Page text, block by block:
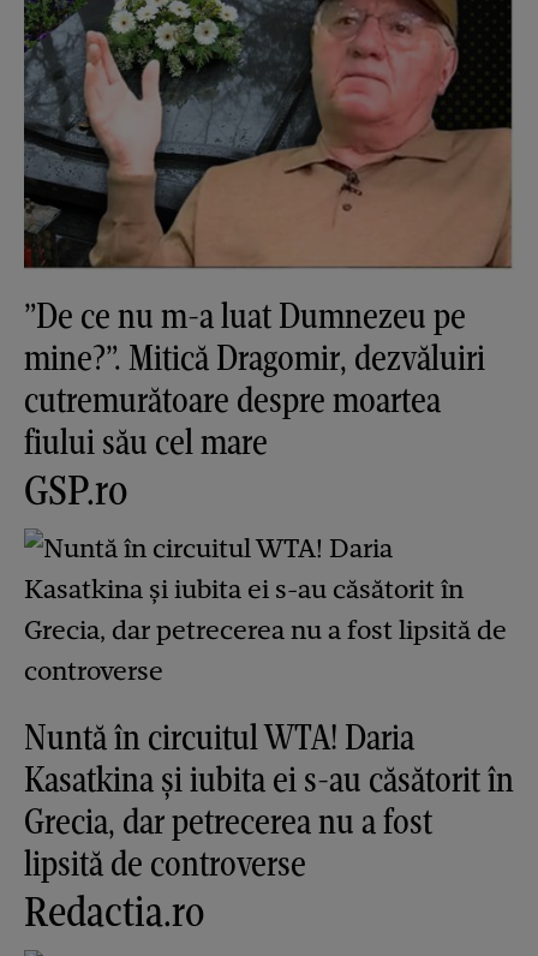
”De ce nu m-a luat Dumnezeu pe
mine?”. Mitică Dragomir, dezvăluiri
cutremurătoare despre moartea
fiului său cel mare
GSP.ro
Nuntă în circuitul WTA! Daria
Kasatkina și iubita ei s-au căsătorit în
Grecia, dar petrecerea nu a fost
lipsită de controverse
Redactia.ro